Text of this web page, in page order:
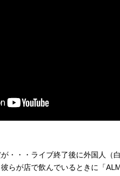
・・・ライブ終了後に外国人
らが店で飲んでいるときに「